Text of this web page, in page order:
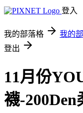
登入
我的部落格 我的
登出
11月份
襪-